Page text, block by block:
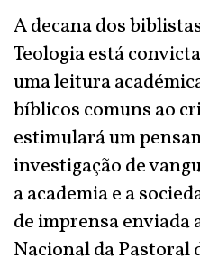
A decana dos
Teologia está
uma leitura
bíblicos comuns ao
estimulará um
investigação de
a academia e a
de imprensa enviada
Nacional da Pastoral